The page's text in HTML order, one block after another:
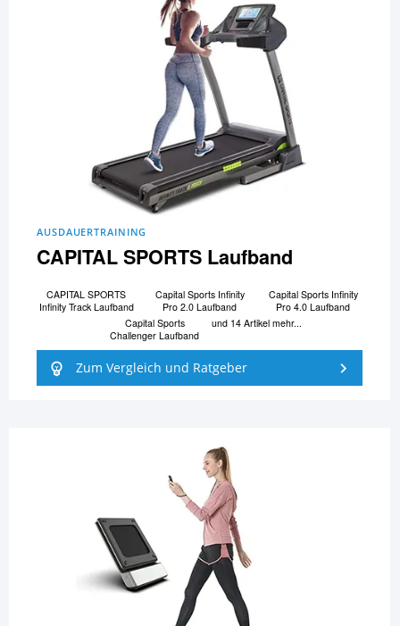
AUSDAUERTRAINING
CAPITAL SPORTS Laufband
CAPITAL SPORTS
Infinity Track Laufband
Capital Sports Infinity
Pro 2.0 Laufband
Capital Sports Infinity
Pro 4.0 Laufband
Capital Sports
Challenger Laufband
und 14 Artikel mehr...
Zum Vergleich und Ratgeber